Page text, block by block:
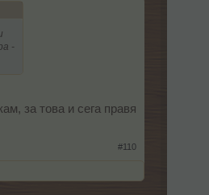
-
за това и сега правя
#110